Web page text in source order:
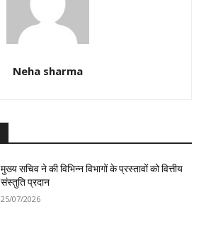
Neha sharma
मुख्य सचिव ने की विभिन्न विभागों के प्रस्तावों को वित्तीय
संस्तुति प्रदान
25/07/2026